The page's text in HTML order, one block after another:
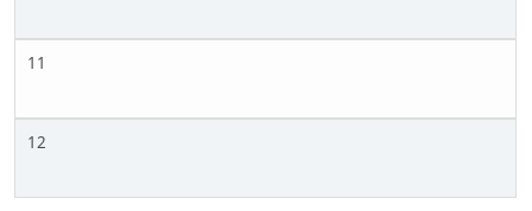
11
12